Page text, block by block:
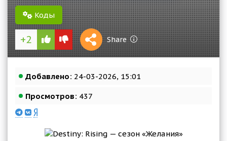
Коды
+2 Share
Reward
1 S
Добавлено: 24-03-2026, 15:01
Просмотров: 437